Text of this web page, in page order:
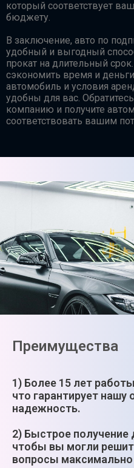
который соответствует
бюджету.
В заключение, авто по
удобный и выгодный
прокат на длительный
сэкономить время и
автомобиль и условия
удобны для вас.
компанию и получите
соответствовать вашим
Преимущества
1) Более 15 лет
что гарантирует нашу
надежность.
2) Быстрое получение
чтобы вы могли
вопросы максимально